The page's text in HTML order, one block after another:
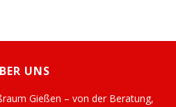
UNS
Gießen – von der Beratung,